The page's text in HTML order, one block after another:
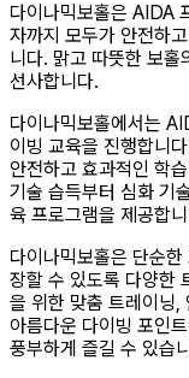
다이나믹보홀은 AIDA
자까지 모두가 안전하
니다. 맑고 따뜻한 보홀
선사합니다.
다이나믹보홀에서는
이빙 교육을 진행합니
안전하고 효과적인 학
기술 습득부터 심화 기
육 프로그램을 제공합
다이나믹보홀은 단순
장할 수 있도록 다양한
을 위한 맞춤 트레이닝,
아름다운 다이빙 포인
풍부하게 즐길 수 있습